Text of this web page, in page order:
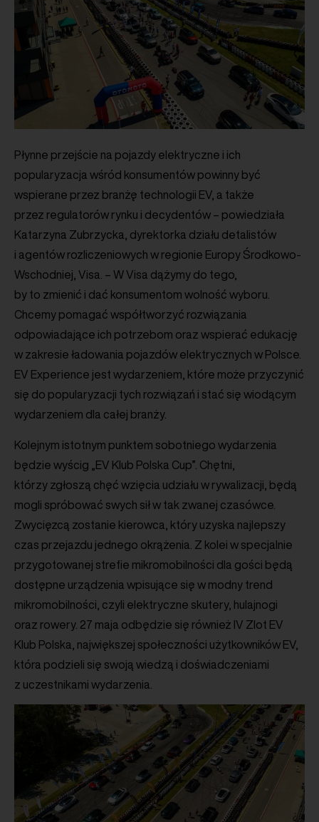
Płynne przejście na pojazdy elektryczne i ich
popularyzacja wśród konsumentów powinny być
wspierane przez branżę technologii EV, a także
przez regulatorów rynku i decydentów – powiedziała
Katarzyna Zubrzycka, dyrektorka działu detalistów
i agentów rozliczeniowych w regionie Europy Środkowo-
Wschodniej, Visa. – W Visa dążymy do tego,
by to zmienić i dać konsumentom wolność wyboru.
Chcemy pomagać współtworzyć rozwiązania
odpowiadające ich potrzebom oraz wspierać edukację
w zakresie ładowania pojazdów elektrycznych w Polsce.
EV Experience jest wydarzeniem, które może przyczynić
się do popularyzacji tych rozwiązań i stać się wiodącym
wydarzeniem dla całej branży.
Kolejnym istotnym punktem sobotniego wydarzenia
będzie wyścig „EV Klub Polska Cup”. Chętni,
którzy zgłoszą chęć wzięcia udziału w rywalizacji, będą
mogli spróbować swych sił w tak zwanej czasówce.
Zwycięzcą zostanie kierowca, który uzyska najlepszy
czas przejazdu jednego okrążenia. Z kolei w specjalnie
przygotowanej strefie mikromobilności dla gości będą
dostępne urządzenia wpisujące się w modny trend
mikromobilności, czyli elektryczne skutery, hulajnogi
oraz rowery. 27 maja odbędzie się również IV Zlot EV
Klub Polska, największej społeczności użytkowników EV,
która podzieli się swoją wiedzą i doświadczeniami
z uczestnikami wydarzenia.